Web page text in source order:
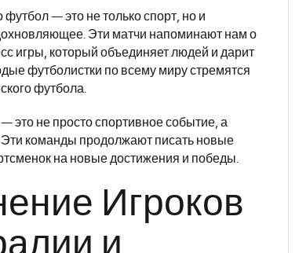
— это не только спорт, но и
Эти матчи напоминают нам о
игры, который объединяет людей и дарит
футболистки по всему миру стремятся
футбола.
это не просто спортивное событие, а
команды продолжают писать новые
на новые достижения и победы.
Игроков